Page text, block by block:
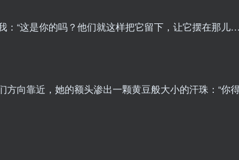
：“这是你的吗？他们就这样把它留下，让它摆在那
向靠近，她的额头渗出一颗黄豆般大小的汗珠：“你